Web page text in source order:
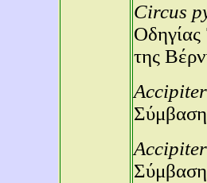
Circus
της